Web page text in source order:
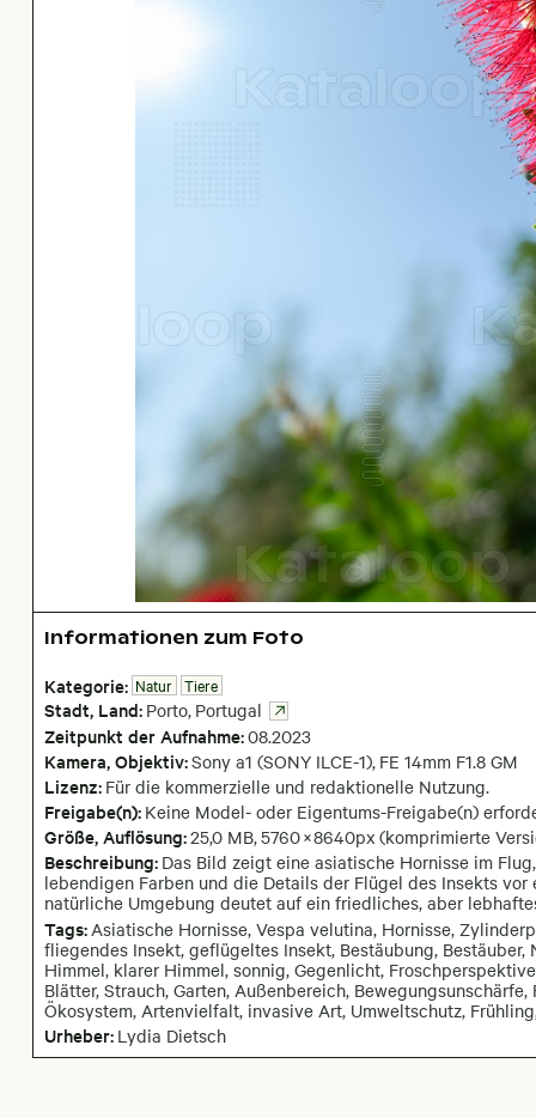
Informationen zum Foto
Kategorie: Natur Tiere
Stadt, Land: Porto, Portugal
Zeitpunkt der Aufnahme:08.2023
Kamera, Objektiv:Sony a1 (SONY ILCE-1), FE 14mm F1.8 GM
Lizenz: Für die kommerzielle und redaktionelle Nutzung.
Freigabe(n): Keine Model- oder Eigentums-Freigabe(n)
Größe, Auflösung:25,0 MB,5760×8640px (komprimierte
Beschreibung: Das Bild zeigt eine asiatische Hornisse im
lebendigen Farben und die Details der Flügel des Insekts
natürliche Umgebung deutet auf ein friedliches, aber
Tags: Asiatische Hornisse, Vespa velutina, Hornisse,
fliegendes Insekt, geflügeltes Insekt, Bestäubung, Bestäuber,
Himmel, klarer Himmel, sonnig, Gegenlicht,
Blätter, Strauch, Garten, Außenbereich,
Ökosystem, Artenvielfalt, invasive Art, Umweltschutz,
Urheber: Lydia Dietsch